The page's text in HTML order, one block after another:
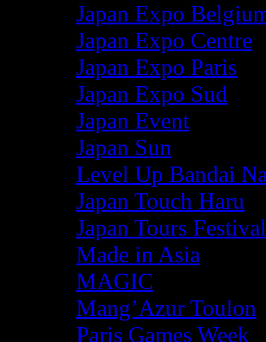
Japan Expo
Japan Expo Centre
Japan Expo Paris
Japan Expo Sud
Japan Event
Japan Sun
Level Up Bandai
Japan Touch Haru
Japan Tours Festival
Made in Asia
MAGIC
Mang’Azur Toulon
Paris Games Week